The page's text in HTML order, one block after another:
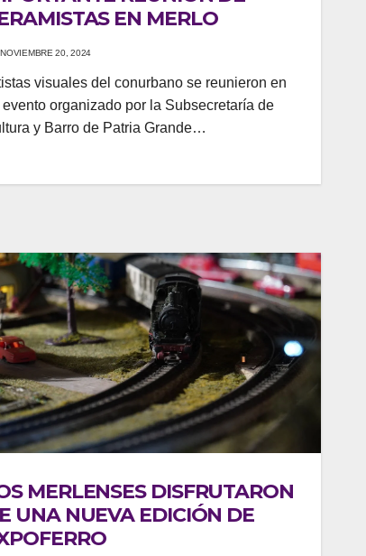
EN MERLO
NOVIEMBRE 20, 2024
visuales del conurbano se reunieron en
evento organizado por la Subsecretaría de
y Barro de Patria Grande…
MERLENSES DISFRUTARON
UNA NUEVA EDICIÓN DE